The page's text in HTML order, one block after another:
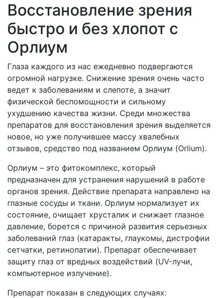
Восстановление зрения
быстро и без хлопот с
Орлиум
Глаза каждого из нас ежедневно подвергаются
огромной нагрузке. Снижение зрения очень часто
ведет к заболеваниям и слепоте, а значит
физической беспомощности и сильному
ухудшению качества жизни. Среди множества
препаратов для восстановления зрения выделяется
новое, но уже получившее массу хвалебных
отзывов, средство под названием Орлиум (Orlium).
Орлиум – это фитокомплекс, который
предназначен для устранения нарушений в работе
органов зрения. Действие препарата направлено на
глазные сосуды и ткани. Орлиум нормализует их
состояние, очищает хрусталик и снижает глазное
давление, борется с причиной развития серьезных
заболеваний глаз (катаракты, глаукомы, дистрофии
сетчатки, ретинопатии). Препарат обеспечивает
защиту глаз от вредных воздействий (UV-лучи,
компьютерное излучение).
Препарат показан в следующих случаях: